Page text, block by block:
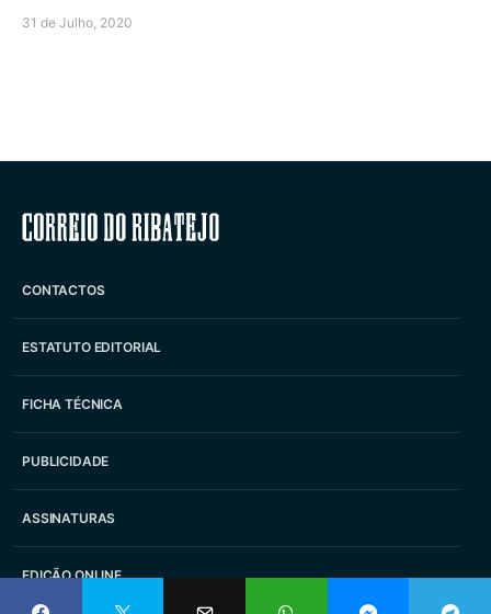
31 de Julho, 2020
Correio do Ribatejo
CONTACTOS
ESTATUTO EDITORIAL
FICHA TÉCNICA
PUBLICIDADE
ASSINATURAS
EDIÇÃO ONLINE